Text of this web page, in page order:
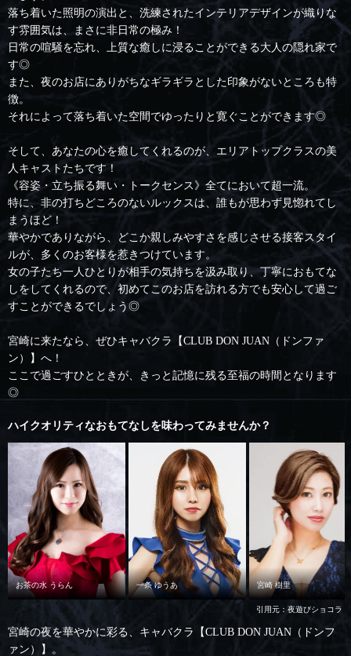
落ち着いた照明の演出と、洗練されたインテリアデザインが織りな
す雰囲気は、まさに非日常の極み！
日常の喧騒を忘れ、上質な癒しに浸ることができる大人の隠れ家で
す◎
また、夜のお店にありがちなギラギラとした印象がないところも特
徴。
それによって落ち着いた空間でゆったりと寛ぐことができます◎
そして、あなたの心を癒してくれるのが、エリアトップクラスの美
人キャストたちです！
《容姿・立ち振る舞い・トークセンス》全てにおいて超一流。
特に、非の打ちどころのないルックスは、誰もが思わず見惚れてし
まうほど！
華やかでありながら、どこか親しみやすさを感じさせる接客スタイ
ルが、多くのお客様を惹きつけています。
女の子たち一人ひとりが相手の気持ちを汲み取り、丁寧におもてな
しをしてくれるので、初めてこのお店を訪れる方でも安心して過ご
すことができるでしょう◎
宮崎に来たなら、ぜひキャバクラ【CLUB DON JUAN（ドンファ
ン）】へ！
ここで過ごすひとときが、きっと記憶に残る至福の時間となります
◎
ハイクオリティなおもてなしを味わってみませんか？
お茶の水 うらん 一条 ゆうあ 宮崎 樹里
引用元：夜遊びショコラ
宮崎の夜を華やかに彩る、キャバクラ【CLUB DON JUAN（ドンフ
ァン）】。